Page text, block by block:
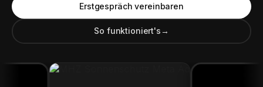
Erstgespräch vereinbaren
So funktioniert's→